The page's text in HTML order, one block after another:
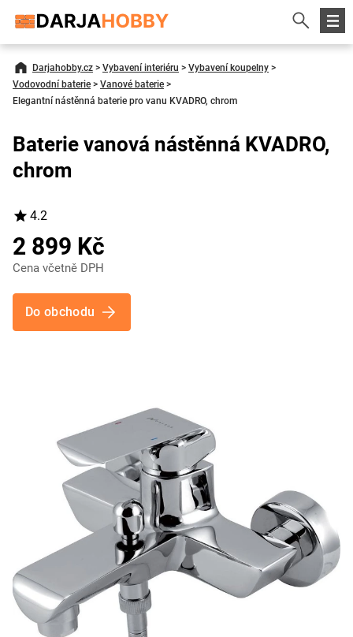
Darjahobby.cz > Vybavení interiéru > Vybavení koupelny >
Vodovodní baterie > Vanové baterie >
Elegantní nástěnná baterie pro vanu KVADRO, chrom
Baterie vanová nástěnná KVADRO,
chrom
4.2
2 899 Kč
Cena včetně DPH
Do obchodu